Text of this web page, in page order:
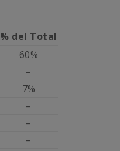
% del Total
60%
–
7%
–
–
–